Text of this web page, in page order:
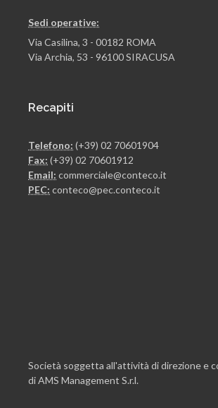
Sedi operative:
Via Casilina, 3 - 00182 ROMA
Via Archia, 53 - 96100 SIRACUSA
Recapiti
Telefono: (+39) 02 70601904
Fax: (+39) 02 70601912
Email: commerciale@conteco.it
PEC: conteco@pec.conteco.it
Società soggetta all'attività di direzione e
di AMS Management S.r.l.